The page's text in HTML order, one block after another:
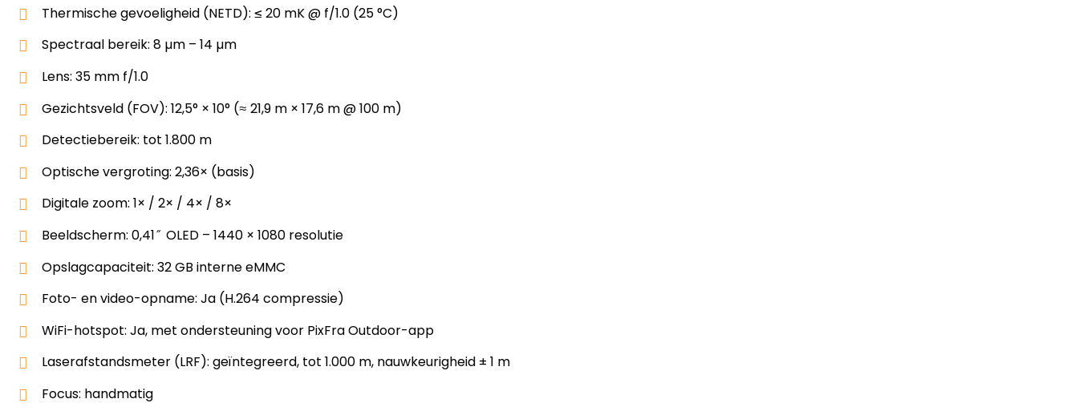
Thermische gevoeligheid (NETD): ≤ 20 mK @ f/1.0 (25 °C)
Spectraal bereik: 8 µm – 14 µm
Lens: 35 mm f/1.0
Gezichtsveld (FOV): 12,5° × 10° (≈ 21,9 m × 17,6 m @ 100 m)
Detectiebereik: tot 1.800 m
Optische vergroting: 2,36× (basis)
Digitale zoom: 1× / 2× / 4× / 8×
Beeldscherm: 0,41″ OLED – 1440 × 1080 resolutie
Opslagcapaciteit: 32 GB interne eMMC
Foto- en video-opname: Ja (H.264 compressie)
WiFi-hotspot: Ja, met ondersteuning voor PixFra Outdoor-app
Laserafstandsmeter (LRF): geïntegreerd, tot 1.000 m, nauwkeurigheid ± 1 m
Focus: handmatig